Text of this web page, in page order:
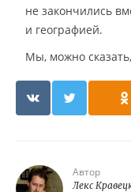
не закончились
и географией.
Мы, можно
Автор
Лекс